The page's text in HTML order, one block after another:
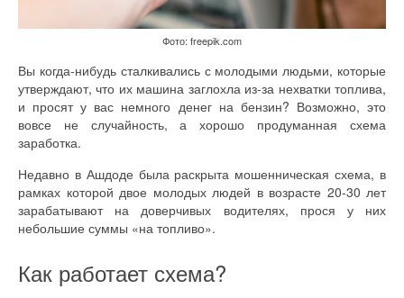
Фото: freepik.com
Вы когда-нибудь сталкивались с молодыми людьми, которые
утверждают, что их машина заглохла из-за нехватки топлива,
и просят у вас немного денег на бензин? Возможно, это
вовсе не случайность, а хорошо продуманная схема
заработка.
Недавно в Ашдоде была раскрыта мошенническая схема, в
рамках которой двое молодых людей в возрасте 20-30 лет
зарабатывают на доверчивых водителях, прося у них
небольшие суммы «на топливо».
Как работает схема?